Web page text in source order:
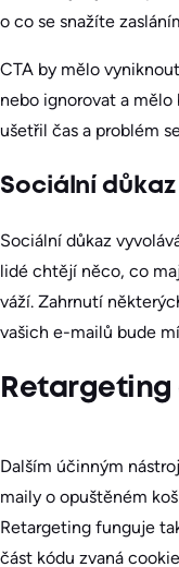
o co se snažíte
CTA by mělo
nebo ignorovat a mělo
ušetřil čas a problém
Sociální důkaz
Sociální důkaz
lidé chtějí něco, co
váží. Zahrnutí
vašich e-mailů bude
Retargeting
Dalším účinným
maily o opuštěném
Retargeting funguje
část kódu zvaná